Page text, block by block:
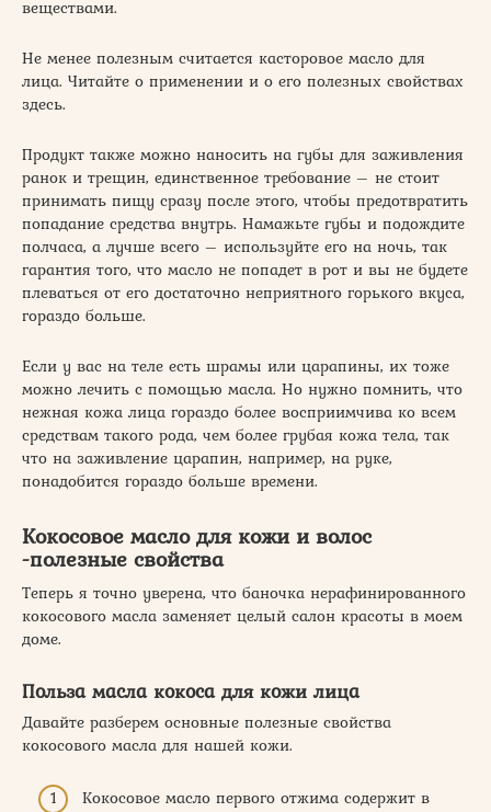
веществами.
Не менее полезным считается касторовое масло для
лица. Читайте о применении и о его полезных свойствах
здесь.
Продукт также можно наносить на губы для заживления
ранок и трещин, единственное требование – не стоит
принимать пищу сразу после этого, чтобы предотвратить
попадание средства внутрь. Намажьте губы и подождите
полчаса, а лучше всего – используйте его на ночь, так
гарантия того, что масло не попадет в рот и вы не будете
плеваться от его достаточно неприятного горького вкуса,
гораздо больше.
Если у вас на теле есть шрамы или царапины, их тоже
можно лечить с помощью масла. Но нужно помнить, что
нежная кожа лица гораздо более восприимчива ко всем
средствам такого рода, чем более грубая кожа тела, так
что на заживление царапин, например, на руке,
понадобится гораздо больше времени.
Кокосовое масло для кожи и волос
-полезные свойства
Теперь я точно уверена, что баночка нерафинированного
кокосового масла заменяет целый салон красоты в моем
доме.
Польза масла кокоса для кожи лица
Давайте разберем основные полезные свойства
кокосового масла для нашей кожи.
Кокосовое масло первого отжима содержит в